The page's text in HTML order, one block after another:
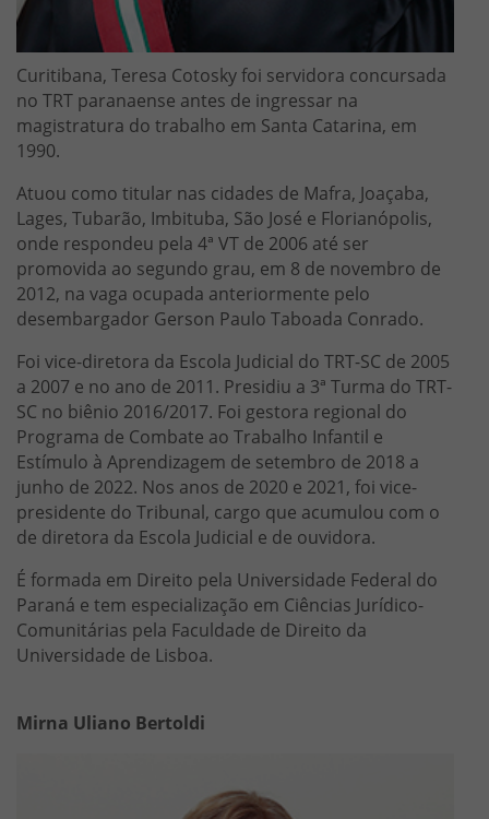
Curitibana, Teresa Cotosky foi servidora concursada
no TRT paranaense antes de ingressar na
magistratura do trabalho em Santa Catarina, em
1990.
Atuou como titular nas cidades de Mafra, Joaçaba,
Lages, Tubarão, Imbituba, São José e Florianópolis,
onde respondeu pela 4ª VT de 2006 até ser
promovida ao segundo grau, em 8 de novembro de
2012, na vaga ocupada anteriormente pelo
desembargador Gerson Paulo Taboada Conrado.
Foi vice-diretora da Escola Judicial do TRT-SC de 2005
a 2007 e no ano de 2011. Presidiu a 3ª Turma do TRT-
SC no biênio 2016/2017. Foi gestora regional do
Programa de Combate ao Trabalho Infantil e
Estímulo à Aprendizagem de setembro de 2018 a
junho de 2022. Nos anos de 2020 e 2021, foi vice-
presidente do Tribunal, cargo que acumulou com o
de diretora da Escola Judicial e de ouvidora.
É formada em Direito pela Universidade Federal do
Paraná e tem especialização em Ciências Jurídico-
Comunitárias pela Faculdade de Direito da
Universidade de Lisboa.
Mirna Uliano Bertoldi